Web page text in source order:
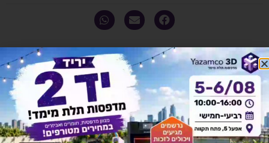
אולי יעניין אותך גם